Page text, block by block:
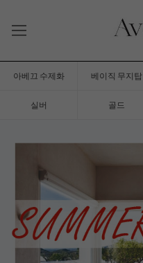
아베끄 수제화 베이직 무지탑
실버 골드